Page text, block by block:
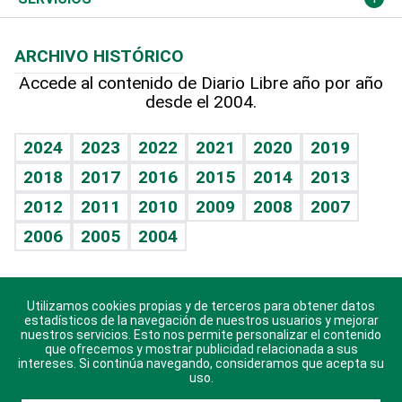
Hablando con el pediatra
Vida y familia
Eñe
Celebrando la vida
Sin complejos
En pocas palabras
Escuchando al corazón
Economía Personal
Línea de hit
TBT Deportivo
Lecturas
Hecho en casa
Guía del dinero
Cumpleaños
Horóscopos
Juegos
ARCHIVO HISTÓRICO
Accede al contenido de Diario Libre año por año
desde el 2004.
2024 2023 2022 2021 2020
2019
2018
2017 2016 2015 2014
2013
2012
2011 2010 2009 2008
2007
2006
2005 2004
Descarga nuestras aplicaciones para Android, iOS y
sistema Huawei.
Utilizamos cookies propias y de terceros para obtener datos
estadísticos de la navegación de nuestros usuarios y mejorar
nuestros servicios. Esto nos permite personalizar el contenido
que ofrecemos y mostrar publicidad relacionada a sus
intereses. Si continúa navegando, consideramos que acepta su
uso.